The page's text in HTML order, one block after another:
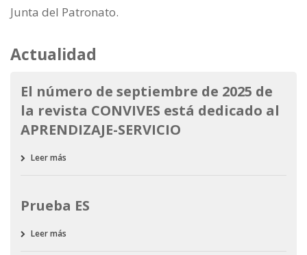
Junta del Patronato.
Actualidad
El número de septiembre de 2025 de
la revista CONVIVES está dedicado al
APRENDIZAJE-SERVICIO
Leer más
Prueba ES
Leer más